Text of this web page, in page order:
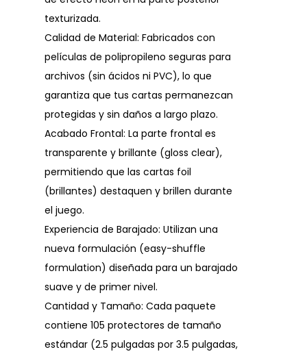
texturizada.
Calidad de Material: Fabricados con
películas de polipropileno seguras para
archivos (sin ácidos ni PVC), lo que
garantiza que tus cartas permanezcan
protegidas y sin daños a largo plazo.
Acabado Frontal: La parte frontal es
transparente y brillante (gloss clear),
permitiendo que las cartas foil
(brillantes) destaquen y brillen durante
el juego.
Experiencia de Barajado: Utilizan una
nueva formulación (easy-shuffle
formulation) diseñada para un barajado
suave y de primer nivel.
Cantidad y Tamaño: Cada paquete
contiene 105 protectores de tamaño
estándar (2.5 pulgadas por 3.5 pulgadas,